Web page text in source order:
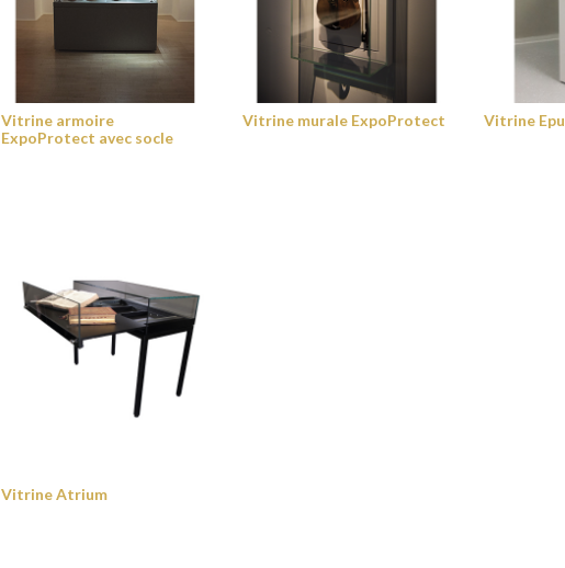
Vitrine armoire
ExpoProtect avec socle
Vitrine murale ExpoProtect Vitrine
Vitrine Atrium